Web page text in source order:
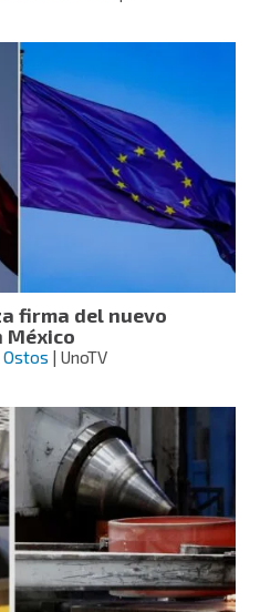
firma del nuevo
México
| UnoTV